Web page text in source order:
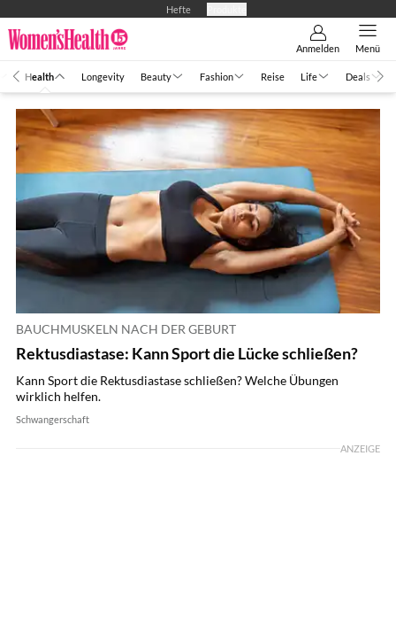
Hefte
Anmelden Menü
Health Longevity Beauty Fashion Reise Life Deals
BAUCHMUSKELN NACH DER GEBURT
Rektusdiastase: Kann Sport die Lücke schließen?
Kann Sport die Rektusdiastase schließen? Welche Übungen
wirklich helfen.
Schwangerschaft
ANZEIGE